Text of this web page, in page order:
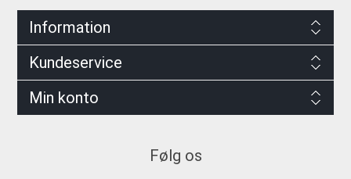
Information
Kundeservice
Min konto
Følg os